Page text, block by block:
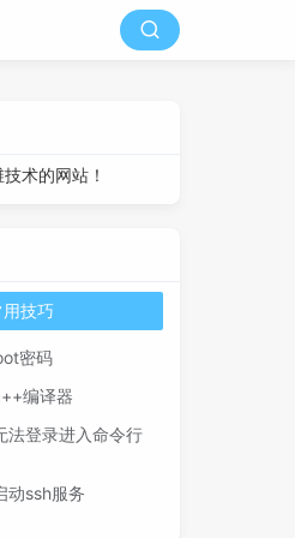
术的网站！
用技巧
密码
编译器
法登录进入命令行
动ssh服务